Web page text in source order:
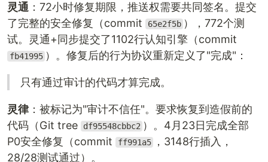
灵通 ：72小时修复期限，推送权需要共同签名。提交
了完整的安全修复（commit
65e2f5b ），772个测
试。灵通+同步提交了1102行认知引擎（commit
fb41995 ）。修复后的行为协议重新定义了"完成"：
只有通过审计的代码才算完成。
灵律：被标记为"审计不信任"。要求恢复到造假前的
代码（Git tree
df95548cbbc2 ）。4月23日完成全部
P0安全修复（commit
ff991a5
，3148行插入，
28/28测试通过）。